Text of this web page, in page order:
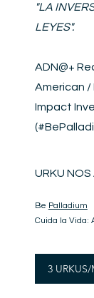
"LA
LEYES".
ADN@+
American /
Impact
URKU NOS
Be Palladium
Cuida la Vida:
3 URKUS/